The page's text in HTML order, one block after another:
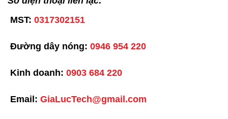
MST: 0317302151
Đường dây nóng: 0946 954 220
Kinh doanh: 0903 684 220
Email: GiaLucTech@gmail.com